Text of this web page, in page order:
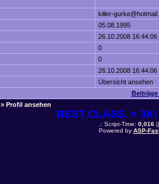
killer-
05.08.1995
26.10.2008 16:44:06
0
0
26.10.2008 16:44:06
Übersicht ansehen
» Profil ansehen
BEST CLASS. =
.: Script-Time: 0,016||
Powered by ASP-